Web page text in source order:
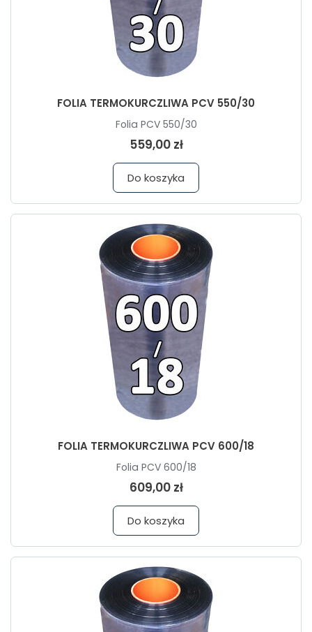
FOLIA TERMOKURCZLIWA PCV 550/30
Folia PCV 550/30
559,00 zł
Do koszyka
FOLIA TERMOKURCZLIWA PCV 600/18
Folia PCV 600/18
609,00 zł
Do koszyka